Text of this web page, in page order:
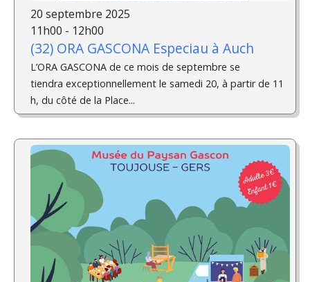
20 septembre 2025
11h00 - 12h00
(32) ORA GASCONA Especiau à Auch
L’ORA GASCONA de ce mois de septembre se
tiendra exceptionnellement le samedi 20, à partir de 11
h, du côté de la Place...